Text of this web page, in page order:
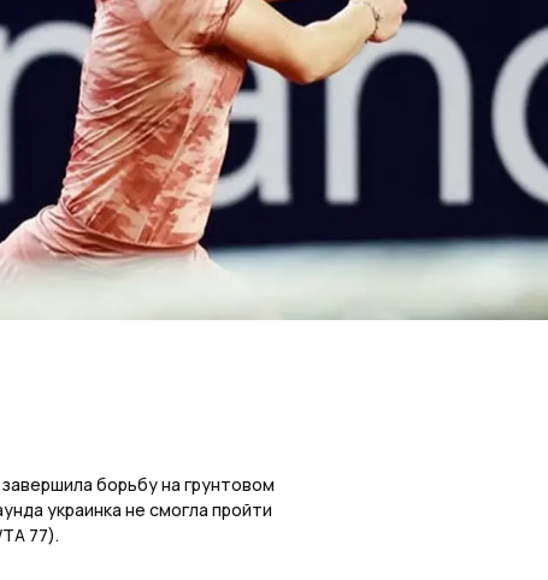
борьбу на грунтовом
украинка не смогла пройти
77).